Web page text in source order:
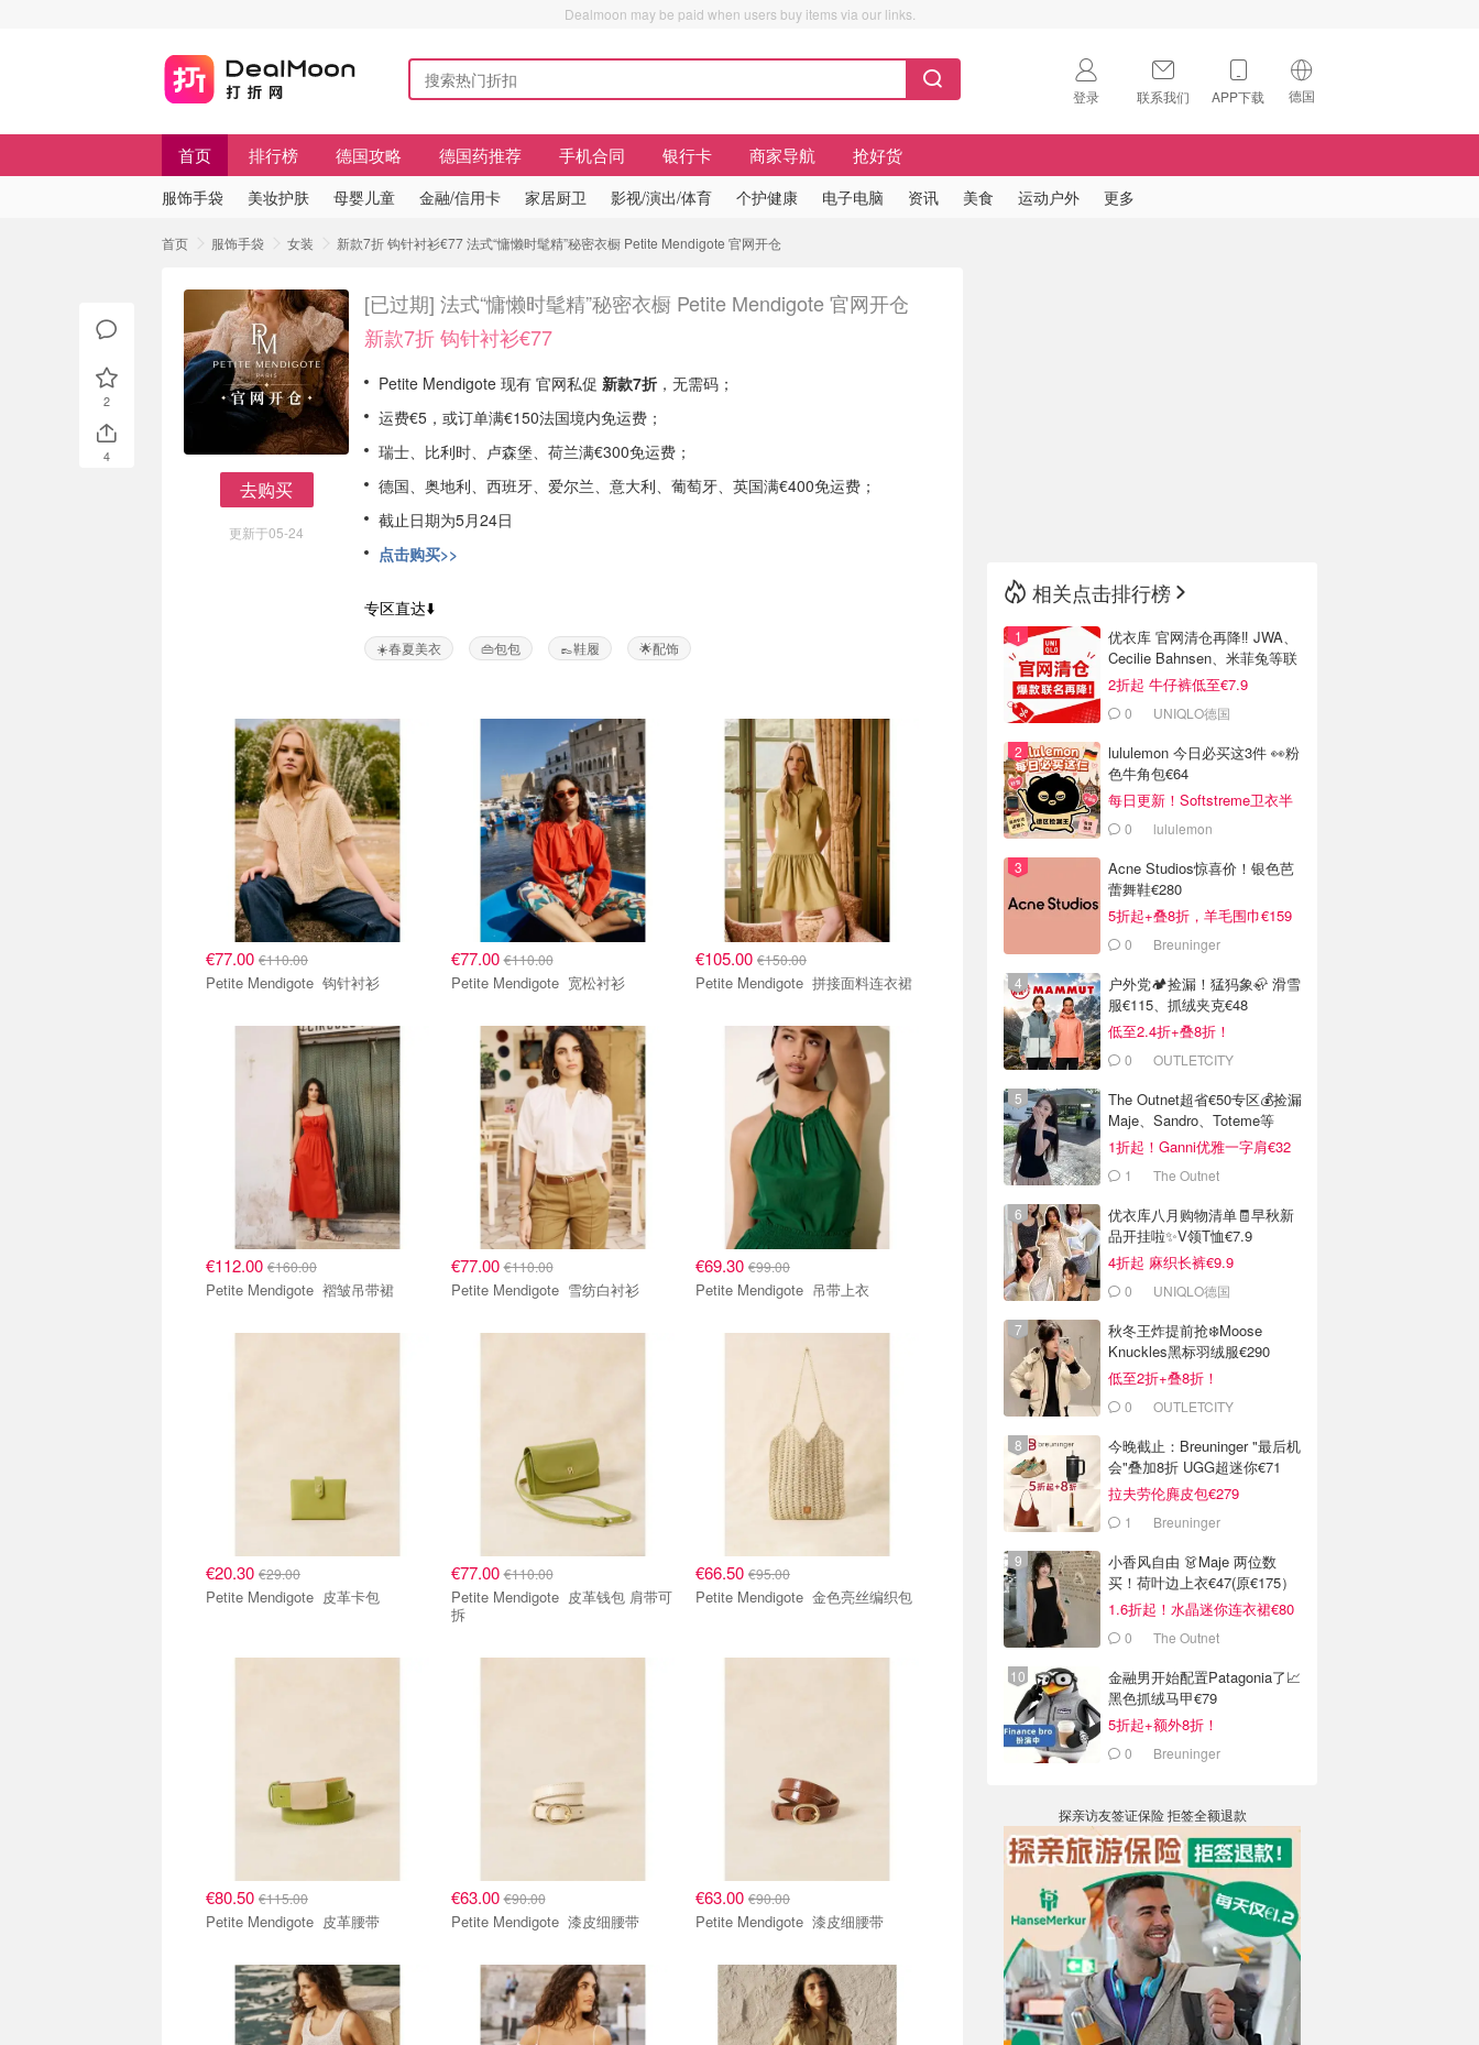
Dealmoon may be paid when users buy items via our links.
登录 联系我们 APP下载 德国
🇺🇸
首页 排行榜 德国攻略 德国药推荐 手机合同 银行卡 商家导航 抢好货
服饰手袋 美妆护肤 母婴儿童 金融/信用卡 家居厨卫 影视/演出/体育 个护健康 电子电脑 资讯 美食 运动户外 更多
首页 服饰手袋 女装 新款7折 钩针衬衫€77 法式“慵懒时髦精”秘密衣橱 Petite Mendigote 官网开仓
去购买
更新于05-24
[已过期] 法式“慵懒时髦精”秘密衣橱 Petite Mendigote 官网开仓
新款7折 钩针衬衫€77
Petite Mendigote 现有 官网私促 新款7折 ，无需码；
运费€5，或订单满€150法国境内免运费；
瑞士、比利时、卢森堡、荷兰满€300免运费；
德国、奥地利、西班牙、爱尔兰、意大利、葡萄牙、英国满€400免运费；
截止日期为5月24日
点击购买>>
专区直达⬇️
☀️春夏美衣 👜包包 👞鞋履 🌟配饰
€77.00 €110.00
Petite Mendigote 钩针衬衫
€77.00€110.00
Petite Mendigote 宽松衬衫
€105.00 €150.00
Petite Mendigote 拼接面料连衣裙
€112.00 €160.00
Petite Mendigote 褶皱吊带裙
€77.00€110.00
Petite Mendigote 雪纺白衬衫
€69.30 €99.00
Petite Mendigote 吊带上衣
€20.30 €29.00
Petite Mendigote 皮革卡包
€77.00€110.00
Petite Mendigote 皮革钱包 肩带可
拆
€66.50 €95.00
Petite Mendigote 金色亮丝编织包
€80.50 €115.00
Petite Mendigote 皮革腰带
€63.00€90.00
Petite Mendigote 漆皮细腰带
€63.00 €90.00
Petite Mendigote 漆皮细腰带
2
4
相关点击排行榜
优衣库 官网清仓再降‼️ JWA、
Cecilie Bahnsen、米菲兔等联
名
2折起 牛仔裤低至€7.9
0 UNIQLO德国
lululemon 今日必买这3件 👀粉
色牛角包€64
每日更新！Softstreme卫衣半
价 0 lululemon
Acne Studios惊喜价！银色芭
蕾舞鞋€280
5折起+叠8折，羊毛围巾€159
0 Breuninger
户外党🏕️捡漏！猛犸象🦣 滑雪
服€115、抓绒夹克€48
低至2.4折+叠8折！
0
OUTLETCITY
The Outnet超省€50专区💰捡漏
Maje、Sandro、Toteme等
1折起！Ganni优雅一字肩€32
1 The Outnet
优衣库八月购物清单🧾早秋新
品开挂啦✨V领T恤€7.9
4折起 麻织长裤€9.9
0 UNIQLO德国
秋冬王炸提前抢❄️Moose
Knuckles黑标羽绒服€290
低至2折+叠8折！
0
OUTLETCITY
今晚截止：Breuninger "最后机
会"叠加8折 UGG超迷你€71
拉夫劳伦麂皮包€279
1 Breuninger
小香风自由 👗Maje 两位数
买！荷叶边上衣€47(原€175）
1.6折起！水晶迷你连衣裙€80
0 The Outnet
金融男开始配置Patagonia了📈
黑色抓绒马甲€79
5折起+额外8折！
0 Breuninger
探亲访友签证保险 拒签全额退款